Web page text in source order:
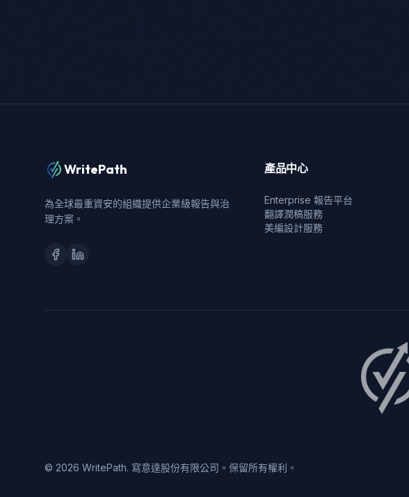
WritePath
為全球最重資安的組織提供企業級報告與治
理方案。
產品中心
Enterprise 報告平台
翻譯潤稿服務
美編設計服務
© 2026 WritePath. 寫意達股份有限公司。保留所有權利。